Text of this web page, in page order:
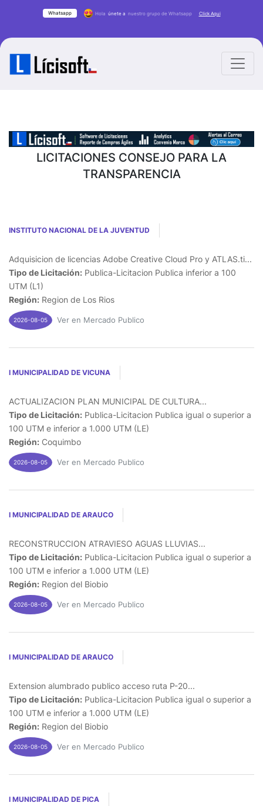
Whatsapp Hola únete a nuestro grupo de Whatsapp Click Aqui
LICITACIONES CONSEJO PARA LA
TRANSPARENCIA
INSTITUTO NACIONAL DE LA JUVENTUD
Adquisicion de licencias Adobe Creative Cloud Pro y ATLAS.ti...
Tipo de Licitación: Publica-Licitacion Publica inferior a 100
UTM (L1)
Región: Region de Los Rios
2026-08-05 Ver en Mercado Publico
I MUNICIPALIDAD DE VICUNA
ACTUALIZACION PLAN MUNICIPAL DE CULTURA...
Tipo de Licitación: Publica-Licitacion Publica igual o superior a
100 UTM e inferior a 1.000 UTM (LE)
Región: Coquimbo
2026-08-05 Ver en Mercado Publico
I MUNICIPALIDAD DE ARAUCO
RECONSTRUCCION ATRAVIESO AGUAS LLUVIAS...
Tipo de Licitación: Publica-Licitacion Publica igual o superior a
100 UTM e inferior a 1.000 UTM (LE)
Región: Region del Biobio
2026-08-05 Ver en Mercado Publico
I MUNICIPALIDAD DE ARAUCO
Extension alumbrado publico acceso ruta P-20...
Tipo de Licitación: Publica-Licitacion Publica igual o superior a
100 UTM e inferior a 1.000 UTM (LE)
Región: Region del Biobio
2026-08-05 Ver en Mercado Publico
I MUNICIPALIDAD DE PICA